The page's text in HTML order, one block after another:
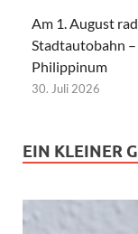
Am 1. August
Stadtautobahn
Philippinum
30. Juli 2026
EIN KLEINER